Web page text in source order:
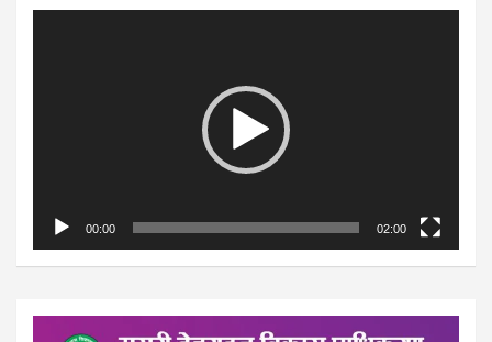
00:00 02:00